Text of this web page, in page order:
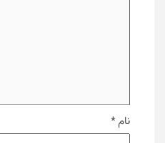
نام*